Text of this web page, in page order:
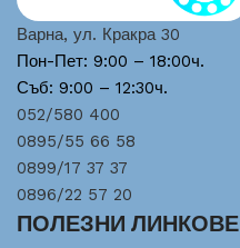
Варна, ул. Кракра 30
Пон-Пет: 9:00 – 18:00ч.
Съб: 9:00 – 12:30ч.
052/580 400
0895/55 66 58
0899/17 37 37
0896/22 57 20
ПОЛЕЗНИ ЛИНКОВЕ